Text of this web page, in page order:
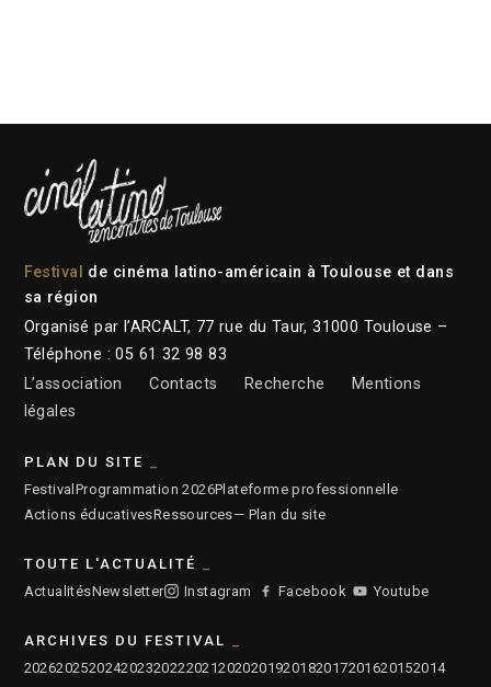
Festival
de cinéma latino-américain à Toulouse et dans
sa région
Organisé par l’ARCALT, 77 rue du Taur, 31000 Toulouse –
Téléphone : 05 61 32 98 83
L’association
Contacts Recherche
Mentions
légales
PLAN DU SITE
FestivalProgrammation 2026Plateforme professionnelle
Actions éducativesRessources— Plan du site
TOUTE L'ACTUALITÉ
ActualitésNewsletter Instagram Facebook Youtube
ARCHIVES DU FESTIVAL
2026202520242023202220212020201920182017201620152014